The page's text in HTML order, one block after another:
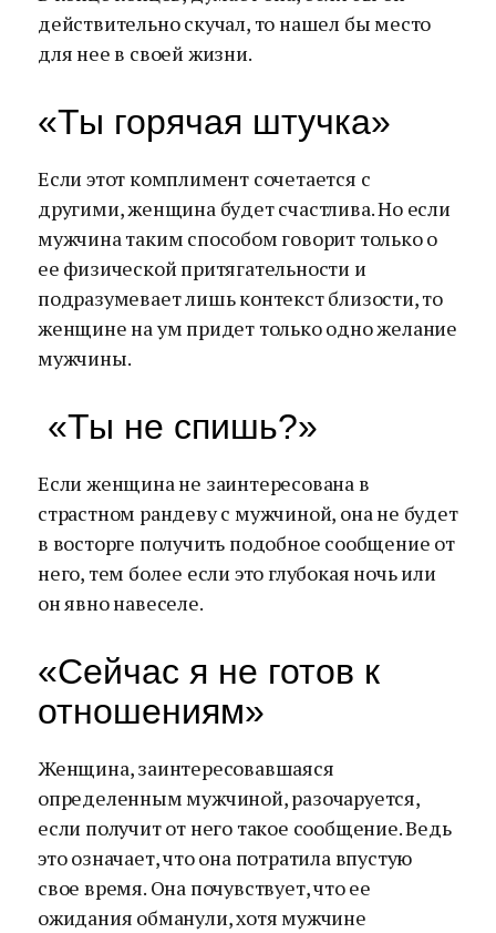
действительно скучал, то нашел бы место
для нее в своей жизни.
«Ты горячая штучка»
Если этот комплимент сочетается с
другими, женщина будет счастлива. Но если
мужчина таким способом говорит только о
ее физической притягательности и
подразумевает лишь контекст близости, то
женщине на ум придет только одно желание
мужчины.
«Ты не спишь?»
Если женщина не заинтересована в
страстном рандеву с мужчиной, она не будет
в восторге получить подобное сообщение от
него, тем более если это глубокая ночь или
он явно навеселе.
«Сейчас я не готов к
отношениям»
Женщина, заинтересовавшаяся
определенным мужчиной, разочаруется,
если получит от него такое сообщение. Ведь
это означает, что она потратила впустую
свое время. Она почувствует, что ее
ожидания обманули, хотя мужчине